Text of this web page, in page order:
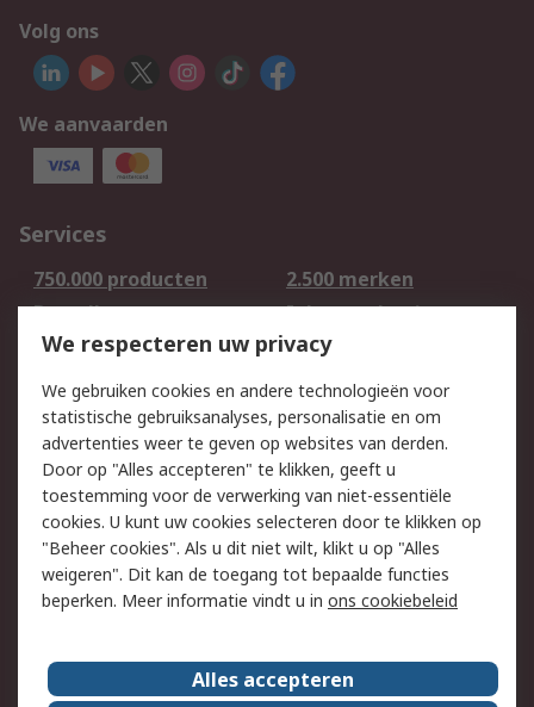
Volg ons
We aanvaarden
Services
750.000 producten
2.500 merken
Bestellen
Inkoopoplossingen
Retouren
Technisch advies
Track & Trace
Wettelijk
Cookiebeleid
Email veiligheid
Privacybeleid -
Bijgewerkt
Websitevoorwaarden
Algemene
verkoopvoorwaarden
Over RS
We respecteren uw privacy
We gebruiken cookies en andere technologieën voor
statistische gebruiksanalyses, personalisatie en om
advertenties weer te geven op websites van derden.
Door op "Alles accepteren" te klikken, geeft u
toestemming voor de verwerking van niet-essentiële
cookies. U kunt uw cookies selecteren door te klikken op
"Beheer cookies". Als u dit niet wilt, klikt u op "Alles
weigeren". Dit kan de toegang tot bepaalde functies
beperken. Meer informatie vindt u in ons cookiebeleid
Alles accepteren